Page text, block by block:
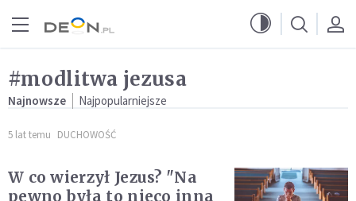
#modlitwa jezusa
Najnowsze Najpopularniejsze
5 lat temu DUCHOWOŚĆ
W co wierzył Jezus? "Na
pewno była to nieco inna